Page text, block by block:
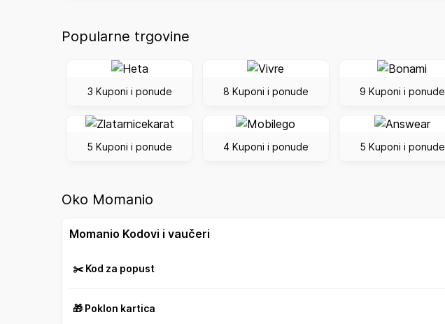
Popularne trgovine
3 Kuponi i ponude 8 Kuponi i ponude 9 Kuponi i ponude
5 Kuponi i ponude 4 Kuponi i ponude 5 Kuponi i ponude
Oko Momanio
Momanio Kodovi i vaučeri
✂️ Kod za popust
🎁 Poklon kartica